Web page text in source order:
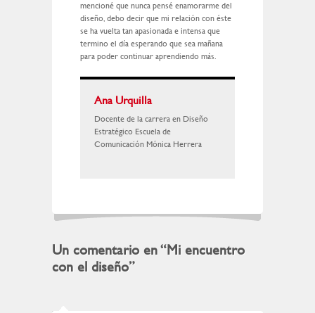
mencioné que nunca pensé enamorarme del
diseño, debo decir que mi relación con éste
se ha vuelta tan apasionada e intensa que
termino el día esperando que sea mañana
para poder continuar aprendiendo más.
Ana Urquilla
Docente de la carrera en Diseño
Estratégico Escuela de
Comunicación Mónica Herrera
Un comentario en “Mi encuentro
con el diseño”